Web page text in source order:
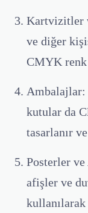
Kartvizitler
ve diğer
CMYK renk
Ambalajlar:
kutular da
tasarlanır ve
Posterler
afişler ve
kullanılarak